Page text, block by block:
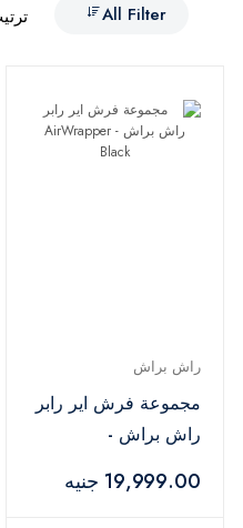
All Filter
راش براش
مجموعة فرش اير رابر
راش براش -
19,999.00 جنيه